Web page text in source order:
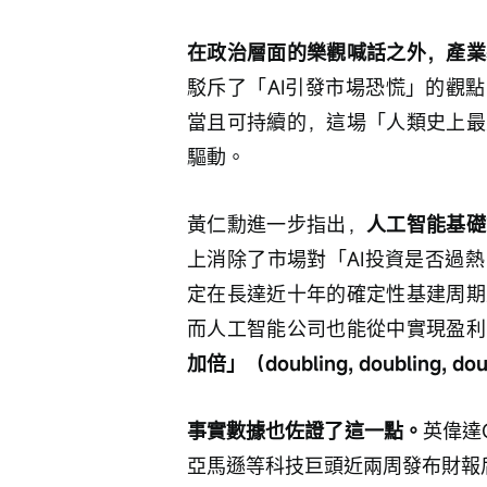
在政治層面的樂觀喊話之外，產
駁斥了「AI引發市場恐慌」的觀
當且可持續的，這場「人類史上
驅動。
黃仁勳進一步指出，人工智能基
上消除了市場對「AI投資是否過
定在長達近十年的確定性基建周
而人工智能公司也能從中實現盈
加倍」（doubling, doubling,
事實數據也佐證了這一點。 英偉
亞馬遜等科技巨頭近兩周發布財